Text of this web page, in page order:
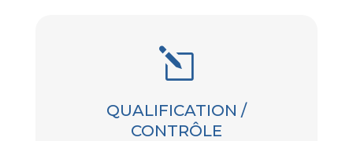
l
QUALIFICATION /
CONTRÔLE